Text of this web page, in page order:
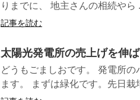
りまでに、 地主さんの相続やら
記事を読む
太陽光発電所の売上げを伸
どうもごましおです。 発電所
ます。 まずは緑化です。先日